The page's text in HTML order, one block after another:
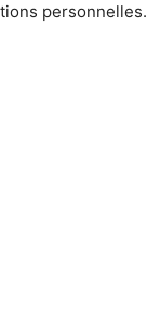
personnelles.